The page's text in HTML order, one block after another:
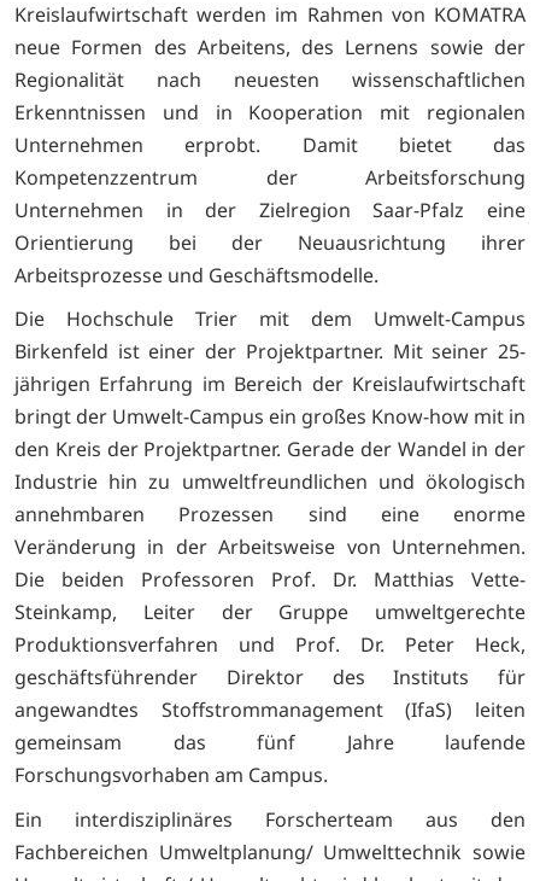
Kreislaufwirtschaft werden im Rahmen von KOMATRA
neue Formen des Arbeitens, des Lernens sowie der
Regionalität nach neuesten wissenschaftlichen
Erkenntnissen und in Kooperation mit regionalen
Unternehmen erprobt. Damit bietet das
Kompetenzzentrum der Arbeitsforschung
Unternehmen in der Zielregion Saar-Pfalz eine
Orientierung bei der Neuausrichtung ihrer
Arbeitsprozesse und Geschäftsmodelle.
Die Hochschule Trier mit dem Umwelt-Campus
Birkenfeld ist einer der Projektpartner. Mit seiner 25-
jährigen Erfahrung im Bereich der Kreislaufwirtschaft
bringt der Umwelt-Campus ein großes Know-how mit in
den Kreis der Projektpartner. Gerade der Wandel in der
Industrie hin zu umweltfreundlichen und ökologisch
annehmbaren Prozessen sind eine enorme
Veränderung in der Arbeitsweise von Unternehmen.
Die beiden Professoren Prof. Dr. Matthias Vette-
Steinkamp, Leiter der Gruppe umweltgerechte
Produktionsverfahren und Prof. Dr. Peter Heck,
geschäftsführender Direktor des Instituts für
angewandtes Stoffstrommanagement (IfaS) leiten
gemeinsam das fünf Jahre laufende
Forschungsvorhaben am Campus.
Ein interdisziplinäres Forscherteam aus den
Fachbereichen Umweltplanung/ Umwelttechnik sowie